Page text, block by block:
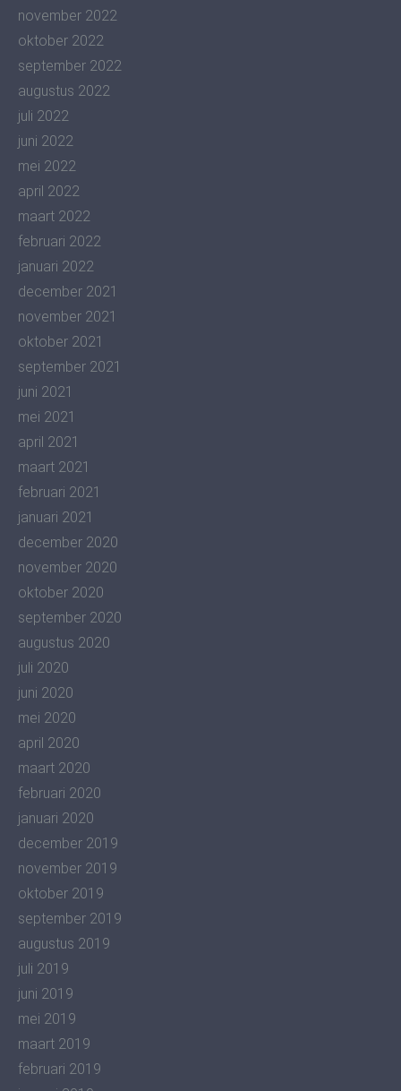
november 2022
oktober 2022
september 2022
augustus 2022
juli 2022
juni 2022
mei 2022
april 2022
maart 2022
februari 2022
januari 2022
december 2021
november 2021
oktober 2021
september 2021
juni 2021
mei 2021
april 2021
maart 2021
februari 2021
januari 2021
december 2020
november 2020
oktober 2020
september 2020
augustus 2020
juli 2020
juni 2020
mei 2020
april 2020
maart 2020
februari 2020
januari 2020
december 2019
november 2019
oktober 2019
september 2019
augustus 2019
juli 2019
juni 2019
mei 2019
maart 2019
februari 2019